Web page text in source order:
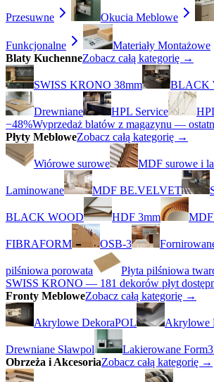
Przesuwne Okucia Meblowe
Funkcjonalne
Materiały Montażowe
Blaty KuchenneZobacz całą kategorię →
SWISS KRONO 38mm BLACK
Drewniane HPL Service
−48%Wyprzedaż blatów z magazynu —
Płyty MebloweZobacz całą kategorię →
Wiórowe surowe MDF surowe i
Laminowane MDF BE.VELVET
BLACK WOOD HDF 3mm MDF
FIBRAFORM OSB-3
pilśniowa porowata
Płyta pilśniowa
SWISS KRONO — 181 dekorów płyt
Fronty MebloweZobacz całą kategorię →
Akrylowe DekoraPOL Akrylowe
Drewniane Sławpol Lakierowane
Obrzeża i AkcesoriaZobacz całą kategorię →